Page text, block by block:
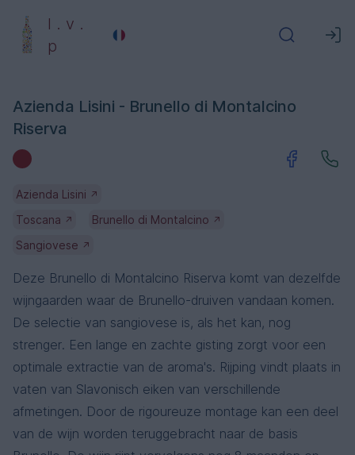
l . v .
p
Azienda Lisini - Brunello di Montalcino
Riserva
Azienda Lisini ↗
Toscana ↗ Brunello di Montalcino ↗
Sangiovese ↗
Deze Brunello di Montalcino Riserva komt van dezelfde
wijngaarden waar de Brunello-druiven vandaan komen.
De selectie van sangiovese is, als het kan, nog
strenger. Een lange en zachte gisting zorgt voor een
optimale extractie van de aroma's. Rijping vindt plaats in
vaten van Slavonisch eiken van verschillende
afmetingen. Door de rigoureuze montage kan een deel
van de wijn worden teruggebracht naar de basis